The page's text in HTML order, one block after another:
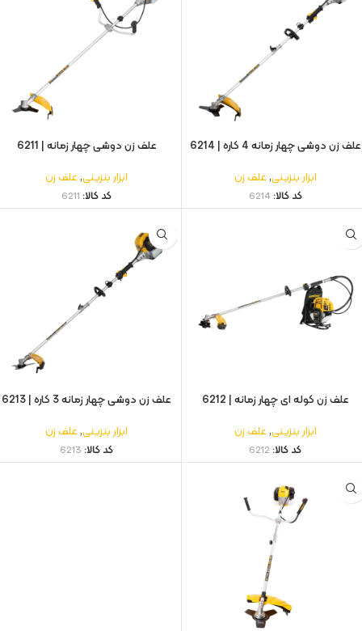
علف زن دوشی چهار زمانه 4 کاره | 6214
ابزار بنزینی,علف زن
کد کالا: 6214
علف زن دوشی چهار زمانه | 6211
ابزار بنزینی,علف زن
کد کالا: 6211
علف زن کوله ای چهار زمانه | 6212
ابزار بنزینی,علف زن
کد کالا: 6212
علف زن دوشی چهار زمانه 3 کاره | 6213
ابزار بنزینی,علف زن
کد کالا: 6213